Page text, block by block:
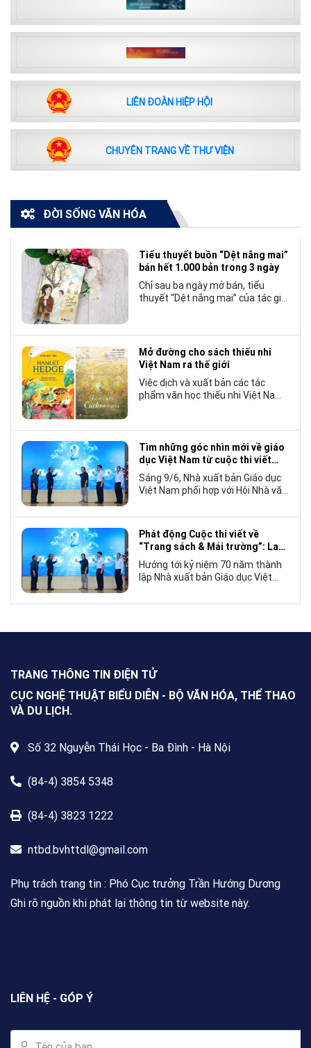
LIÊN ĐOÀN HIỆP HỘI
CHUYÊN TRANG VỀ THƯ VIỆN
ĐỜI SỐNG VĂN HÓA
Tiểu thuyết buồn “Dệt nắng mai”
bán hết 1.000 bản trong 3 ngày
Chỉ sau ba ngày mở bán, tiểu
thuyết “Dệt nắng mai” của tác giả
chương trẻ khi cán mốc 1.000 bản
tiêu thụ.
Mở đường cho sách thiếu nhi
Việt Nam ra thế giới
Việc dịch và xuất bản các tác
phẩm văn học thiếu nhi Việt Nam
tế, mà còn góp phần đưa những
câu chuyện mang đậm bản sắc
văn hóa Việt Nam bước ra thế giới.
Tìm những góc nhìn mới về giáo
dục Việt Nam từ cuộc thi viết
“Trang sách và Mái trường”
Sáng 9/6, Nhà xuất bản Giáo dục
Việt Nam phối hợp với Hội Nhà văn
cuộc thi viết về “Trang sách và
Mái trường”, hướng tới kỷ niệm 70
năm thành lập Nhà xuất bản Giáo
dục Việt Nam vào năm 2027.
Phát động Cuộc thi viết về
“Trang sách & Mái trường”: Lan
tỏa tình yêu học tập, tôn vinh
những giá trị bền vững của giáo
dục
Hướng tới kỷ niệm 70 năm thành
lập Nhà xuất bản Giáo dục Việt
NXBGDVN phối hợp với Hội Nhà
Nam trong và ngoài nước, không
giới hạn độ tuổi, nghề nghiệp hay
nơi cư trú.
TRANG THÔNG TIN ĐIỆN TỬ
CỤC NGHỆ THUẬT BIỂU DIỄN - BỘ VĂN HÓA, THỂ THAO
VÀ DU LỊCH.
Số 32 Nguyễn Thái Học - Ba Đình - Hà Nội
(84-4) 3854 5348
(84-4) 3823 1222
ntbd.bvhttdl@gmail.com
Phụ trách trang tin : Phó Cục trưởng Trần Hướng Dương
Ghi rõ nguồn khi phát lại thông tin từ website này.
LIÊN HỆ - GÓP Ý